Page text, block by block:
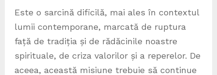
Este o sarcină dificilă, mai ales în contextul
lumii contemporane, marcată de ruptura
față de tradiția și de rădăcinile noastre
spirituale, de criza valorilor și a reperelor. De
aceea, această misiune trebuie să continue